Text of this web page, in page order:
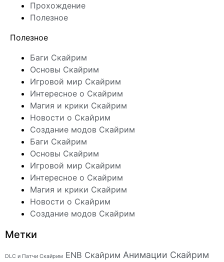
Прохождение
Полезное
Полезное
Баги Скайрим
Основы Скайрим
Игровой мир Скайрим
Интересное о Скайрим
Магия и крики Скайрим
Новости о Скайрим
Создание модов Скайрим
Баги Скайрим
Основы Скайрим
Игровой мир Скайрим
Интересное о Скайрим
Магия и крики Скайрим
Новости о Скайрим
Создание модов Скайрим
Метки
DLC и Патчи Скайрим ENB Скайрим Анимации Скайрим